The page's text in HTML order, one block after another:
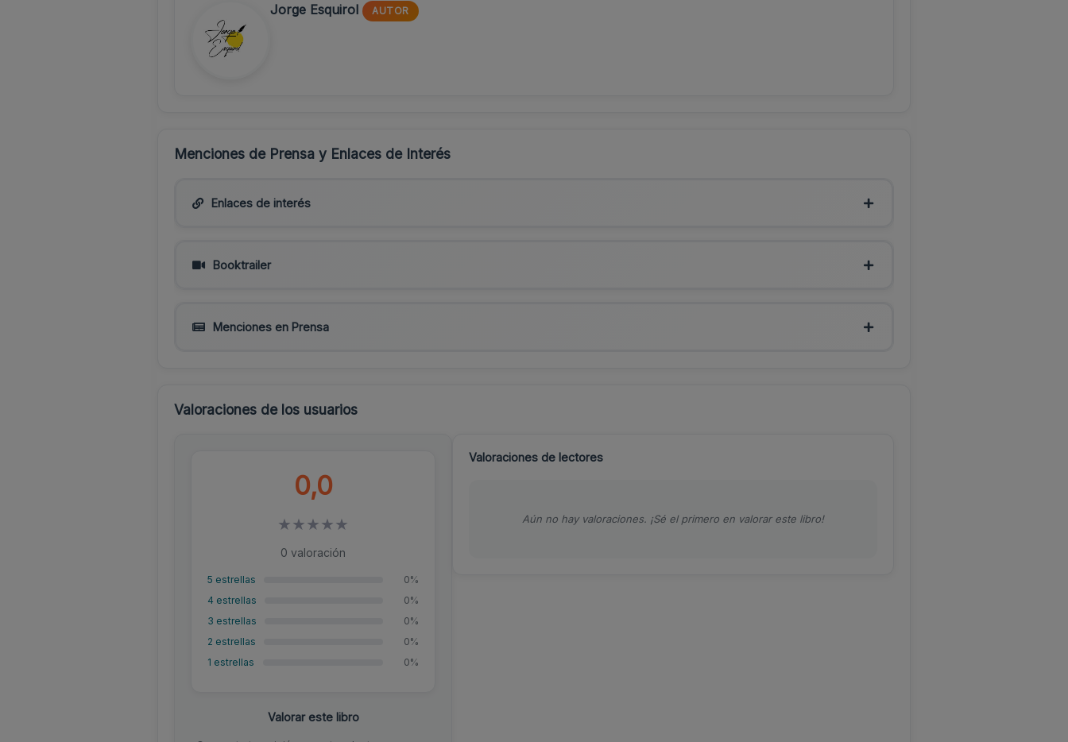
Jorge Esquirol AUTOR
Menciones de Prensa y Enlaces de Interés
Enlaces de interés
Booktrailer
Menciones en Prensa
Valoraciones de los usuarios
0,0
★★★★★
0 valoración
5 estrellas
0%
4 estrellas
0%
3 estrellas
0%
2 estrellas
0%
1 estrellas
0%
Valorar este libro
Valoraciones de lectores
Aún no hay valoraciones. ¡Sé el primero en valorar este libro!